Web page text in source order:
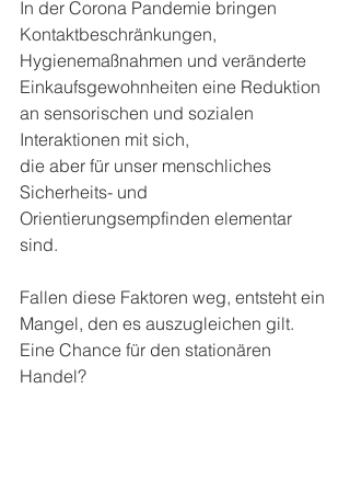
In der Corona Pandemie bringen
Kontaktbeschränkungen,
Hygienemaßnahmen und veränderte
Einkaufsgewohnheiten eine Reduktion
an sensorischen und sozialen
Interaktionen mit sich,
die aber für unser menschliches
Sicherheits- und
Orientierungsempfinden elementar
sind.
Fallen diese Faktoren weg, entsteht ein
Mangel, den es auszugleichen gilt.
Eine Chance für den stationären
Handel?